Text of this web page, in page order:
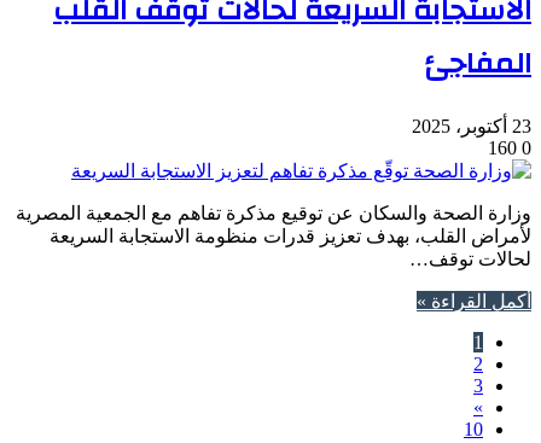
الاستجابة السريعة لحالات توقف القلب
المفاجئ
23 أكتوبر، 2025
0
وزارة الصحة والسكان عن توقيع مذكرة تفاهم مع الجمعية المصرية
لأمراض القلب، بهدف تعزيز قدرات منظومة الاستجابة السريعة
لحالات توقف…
أكمل القراءة »
1
2
3
»
10